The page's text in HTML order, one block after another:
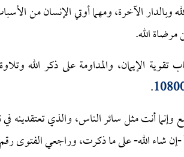
وبالدار الآخرة، ومهما أوتي الإنسان من
الله.
الإيمان، والمداومة على ذكر الله
.
أنت مثل سائر الناس، والذي تعتقدينه
-إن شاء الله- على ما ذكرت، وراجعي الفتوى